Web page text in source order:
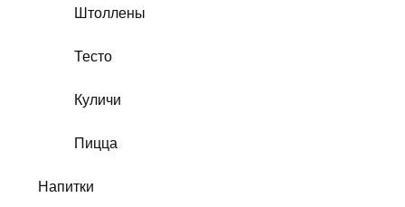
Штоллены
Тесто
Куличи
Пицца
Напитки